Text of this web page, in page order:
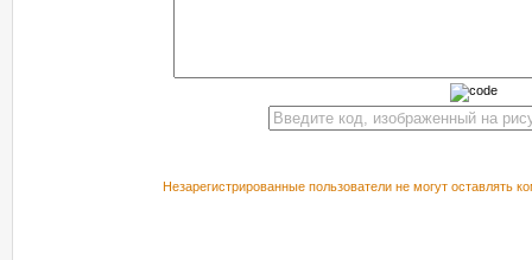
Незарегистрированные пользователи не могут оставлять